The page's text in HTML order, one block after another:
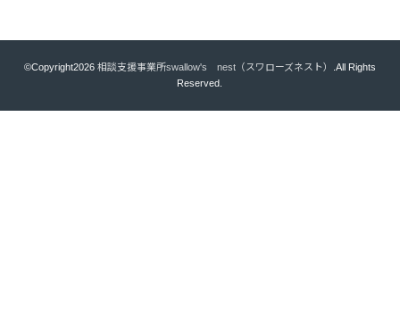
©Copyright2026 相談支援事業所swallow's nest（スワローズネスト）
.All Rights
Reserved.